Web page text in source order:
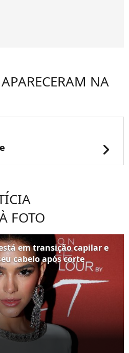
NA
chevron_right
FOTO
em transição capilar e
cabelo após corte